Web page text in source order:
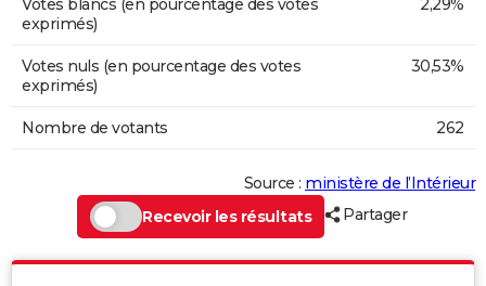
Votes blancs (en pourcentage des votes
exprimés)
2,29%
Votes nuls (en pourcentage des votes
exprimés)
30,53%
Nombre de votants 262
Source : ministère de l’Intérieur
Recevoir les résultats
Partager